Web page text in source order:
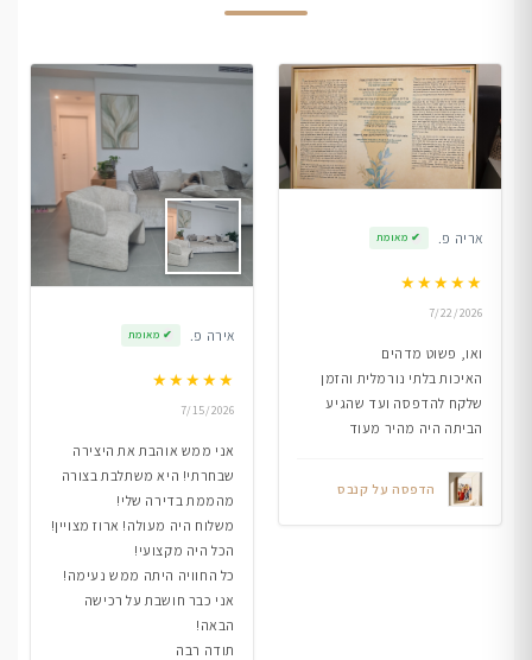
אריה פ. ✔ מאומת
★★★★★
7/22/2026
ואו, פשוט מדהים
האיכות בלתי נורמלית והזמן
שלקח להדפסה ועד שהגיע
הביתה היה מהיר מעוד
הדפסה על קנבס
אירה פ. ✔ מאומת
★★★★★
7/15/2026
אני ממש אוהבת את היצירה
שבחרתי! היא משתלבת בצורה
מהממת בדירה שלי!
משלוח היה מעולה! ארוז מצויין!
הכל היה מקצועי!
כל החוויה היתה ממש נעימה!
אני כבר חושבת על רכישה
הבאה!
תודה רבה